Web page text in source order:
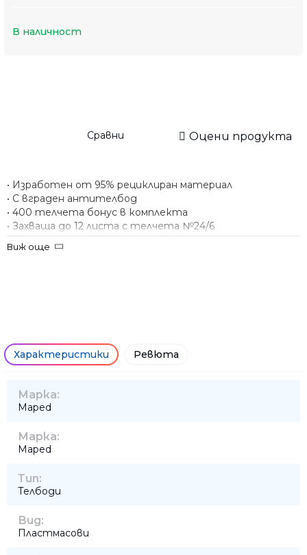
В наличност
Сравни Оцени продукта
• Изработен от 95% рециклиран материал
• С вграден антителбод
• 400 телчета бонус в комплекта
• Захваща до 12 листа с телчета №24/6
• Консуматив - телчета №24/6 или №26/6
Виж още
Характеристики Ревюта
Марка:
Maped
Марка:
Maped
Тип:
Телбоди
Вид:
Пластмасови